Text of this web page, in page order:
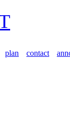
plan contact